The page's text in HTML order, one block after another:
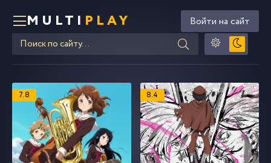
MULTI PLAY Войти на сайт
7.8 8.4